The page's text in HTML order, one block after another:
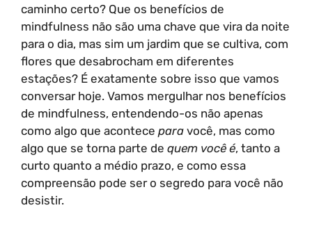
caminho certo? Que os benefícios de
mindfulness não são uma chave que vira da noite
para o dia, mas sim um jardim que se cultiva, com
flores que desabrocham em diferentes
estações? É exatamente sobre isso que vamos
conversar hoje. Vamos mergulhar nos benefícios
de mindfulness, entendendo-os não apenas
como algo que acontece para você, mas como
algo que se torna parte de quem você é, tanto a
curto quanto a médio prazo, e como essa
compreensão pode ser o segredo para você não
desistir.